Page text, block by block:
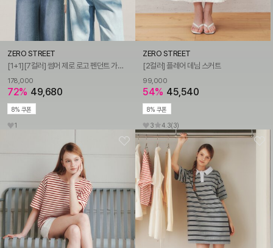
ZERO STREET
[1+1][7컬러] 썸머 제로 로고 펜던트 가디건
178,000
72% 49,680
8% 쿠폰
1
ZERO STREET
[2컬러] 플레어 데님 스커트
99,000
54% 45,540
8% 쿠폰
3 4.3(3)